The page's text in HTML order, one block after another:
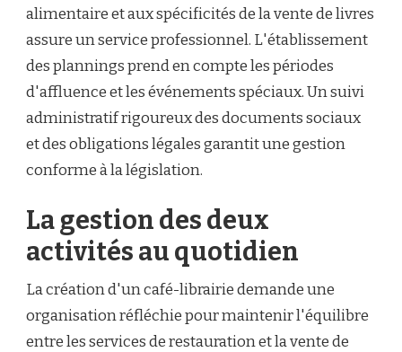
alimentaire et aux spécificités de la vente de livres
assure un service professionnel. L'établissement
des plannings prend en compte les périodes
d'affluence et les événements spéciaux. Un suivi
administratif rigoureux des documents sociaux
et des obligations légales garantit une gestion
conforme à la législation.
La gestion des deux
activités au quotidien
La création d'un café-librairie demande une
organisation réfléchie pour maintenir l'équilibre
entre les services de restauration et la vente de